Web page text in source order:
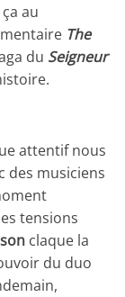
au
The
du Seigneur
attentif nous
des musiciens
tensions
claque la
du duo